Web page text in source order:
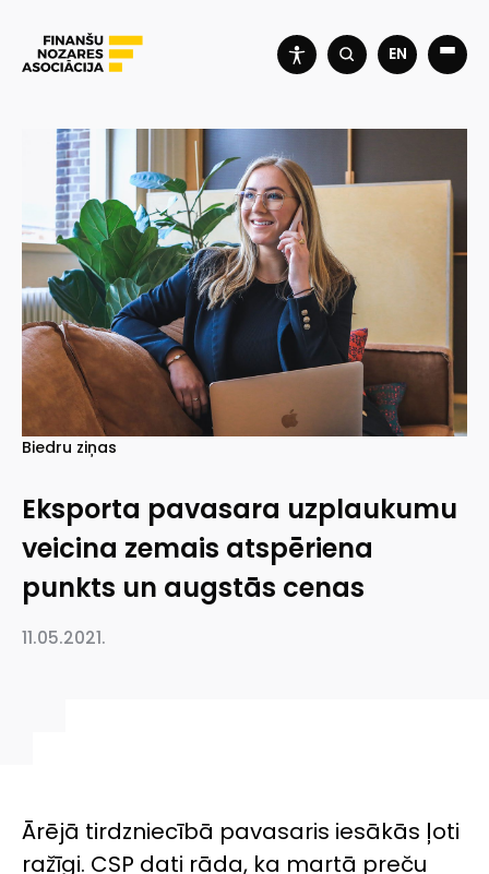
EN
Biedru ziņas
Eksporta pavasara uzplaukumu
veicina zemais atspēriena
punkts un augstās cenas
11.05.2021.
Ārējā tirdzniecībā pavasaris iesākās ļoti
ražīgi. CSP dati rāda, ka martā preču